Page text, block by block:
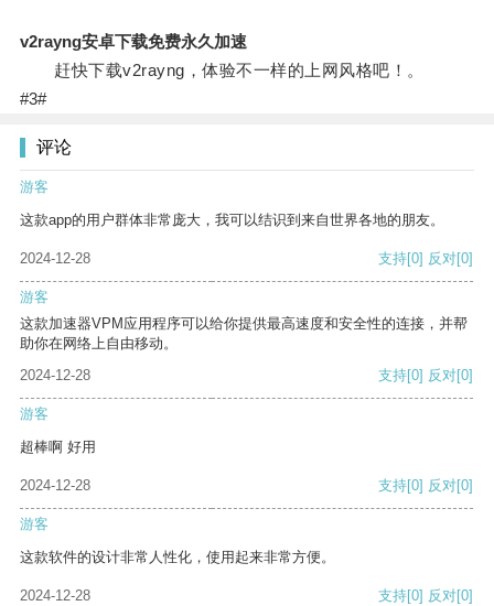
v2rayng安卓下载免费永久加速
赶快下载v2rayng，体验不一样的上网风格吧！。
#3#
评论
游客
这款app的用户群体非常庞大，我可以结识到来自世界各地的朋友。
2024-12-28 支持[0] 反对[0]
游客
这款加速器VPM应用程序可以给你提供最高速度和安全性的连接，并帮
助你在网络上自由移动。
2024-12-28
支持[0] 反对[0]
游客
超棒啊 好用
2024-12-28 支持[0] 反对[0]
游客
这款软件的设计非常人性化，使用起来非常方便。
2024-12-28 支持[0] 反对[0]